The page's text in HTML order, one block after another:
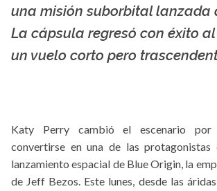
una misión suborbital lanzada
La cápsula regresó con éxito
un vuelo corto pero
Katy Perry cambió el escenario
convertirse en una de las protagonistas
lanzamiento espacial de Blue Origin, la
de Jeff Bezos. Este lunes, desde las